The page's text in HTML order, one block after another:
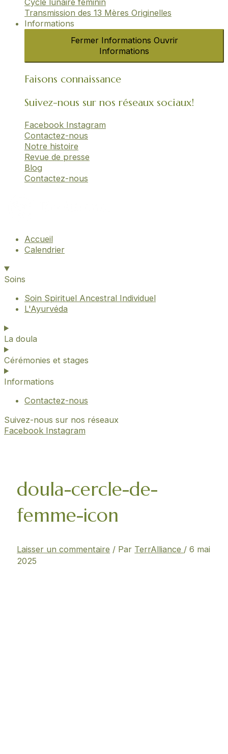
Transmission des 13 Mères Originelles​
Informations
Fermer Informations Ouvrir
Informations
Faisons connaissance
Suivez-nous sur nos réseaux sociaux!
Facebook Instagram
Contactez-nous
Notre histoire
Revue de presse
Blog
Contactez-nous
Accueil
Calendrier
Soins
Soin Spirituel Ancestral Individuel
L'Ayurvéda
La doula
Cérémonies et stages
Informations
Contactez-nous
Suivez-nous sur nos réseaux
Facebook Instagram
doula-cercle-de-
femme-icon
Laisser un commentaire / Par TerrAlliance /6 mai
2025